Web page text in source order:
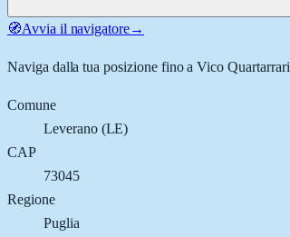
🧭Avvia il navigatore→
Naviga dalla tua posizione fino aVico Quartarrari
Comune
Leverano(LE)
CAP
73045
Regione
Puglia